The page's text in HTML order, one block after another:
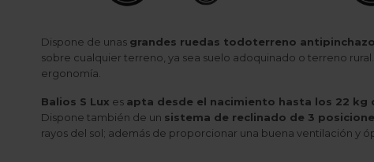
Dispone de unas grandes ruedas todoterreno
sobre cualquier terreno, ya sea suelo adoquinado o terreno rural.
ergonomía.
Balios S Lux es apta desde el nacimiento hasta los 22 kg
Dispone también de un sistema de reclinado de 3
rayos del sol; además de proporcionar una buena ventilación y